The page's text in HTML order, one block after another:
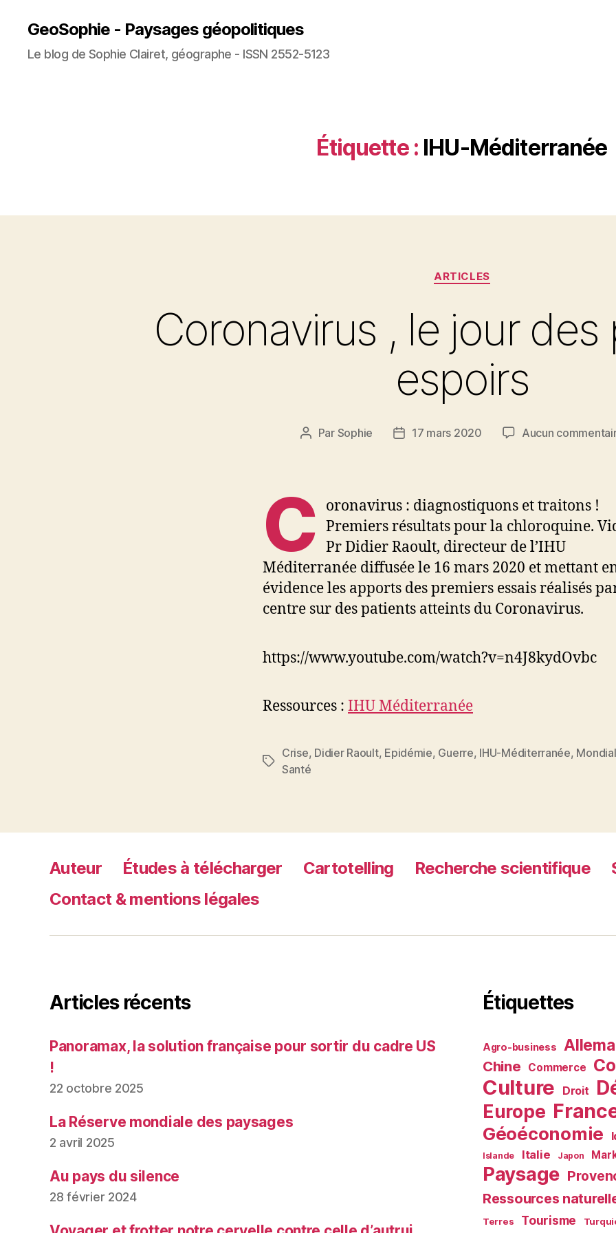
GeoSophie - Paysages géopolitiques
Le blog de Sophie Clairet, géographe - ISSN 2552-5123
Étiquette : IHU-Méditerranée
Catégories
ARTICLES
Coronavirus , le jour des
espoirs
Auteur
Par Sophie
Date17 mars 2020 Aucun
C oronavirus : diagnostiquons et traitons !
Premiers résultats pour la chloroquine.
Pr Didier Raoult, directeur de l’IHU
Méditerranée diffusée le 16 mars 2020 et mettant
évidence les apports des premiers essais réalisés
centre sur des patients atteints du Coronavirus.
https://www.youtube.com/watch?v=n4J8kydOvbc
Ressources : IHU Méditerranée
Étiquettes
Crise, Didier Raoult, Epidémie, Guerre, IHU-Méditerranée,
Santé
Auteur Études à télécharger Cartotelling Recherche scientifique
Contact & mentions légales
Articles récents
Panoramax, la solution française pour sortir du cadre US
!
22 octobre 2025
La Réserve mondiale des paysages
2 avril 2025
Au pays du silence
28 février 2024
Étiquettes
Agro-business
Chine Commerce
Culture Droit
Europe
Géoéconomie
Islande Italie Japon
Paysage
Ressources
Terres Tourisme